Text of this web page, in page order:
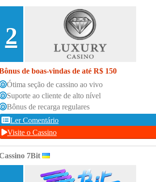
2
de boas-vindas de até R$ 150
Ótima seção de cassino ao vivo
Suporte ao cliente de alto nível
Bônus de recarga regulares
Ler Comentário
Visite o Cassino
7Bit